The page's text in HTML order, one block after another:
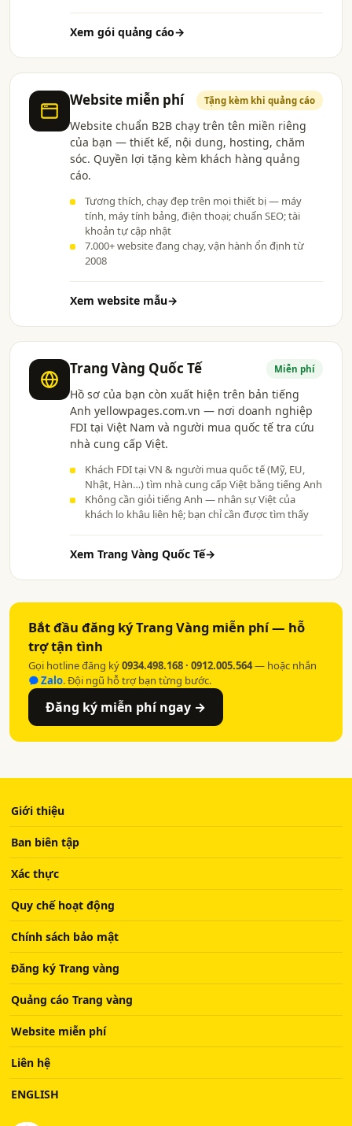
Xem gói quảng cáo→
Website miễn phí Tặng kèm khi quảng cáo
Website chuẩn B2B chạy trên tên miền riêng
của bạn — thiết kế, nội dung, hosting, chăm
sóc. Quyền lợi tặng kèm khách hàng quảng
cáo.
Tương thích, chạy đẹp trên mọi thiết bị — máy
tính, máy tính bảng, điện thoại; chuẩn SEO; tài
khoản tự cập nhật
7.000+ website đang chạy, vận hành ổn định từ
2008
Xem website mẫu→
Trang Vàng Quốc Tế Miễn phí
Hồ sơ của bạn còn xuất hiện trên bản tiếng
Anh yellowpages.com.vn — nơi doanh nghiệp
FDI tại Việt Nam và người mua quốc tế tra cứu
nhà cung cấp Việt.
Khách FDI tại VN & người mua quốc tế (Mỹ, EU,
Nhật, Hàn…) tìm nhà cung cấp Việt bằng tiếng Anh
Không cần giỏi tiếng Anh — nhân sự Việt của
khách lo khâu liên hệ; bạn chỉ cần được tìm thấy
Xem Trang Vàng Quốc Tế→
Bắt đầu đăng ký Trang Vàng miễn phí — hỗ
trợ tận tình
Gọi hotline đăng ký0934.498.168 · 0912.005.564— hoặc nhắn
Zalo. Đội ngũ hỗ trợ bạn từng bước.
Đăng ký miễn phí ngay →
Giới thiệu
Ban biên tập
Xác thực
Quy chế hoạt động
Chính sách bảo mật
Đăng ký Trang vàng
Quảng cáo Trang vàng
Website miễn phí
Liên hệ
ENGLISH